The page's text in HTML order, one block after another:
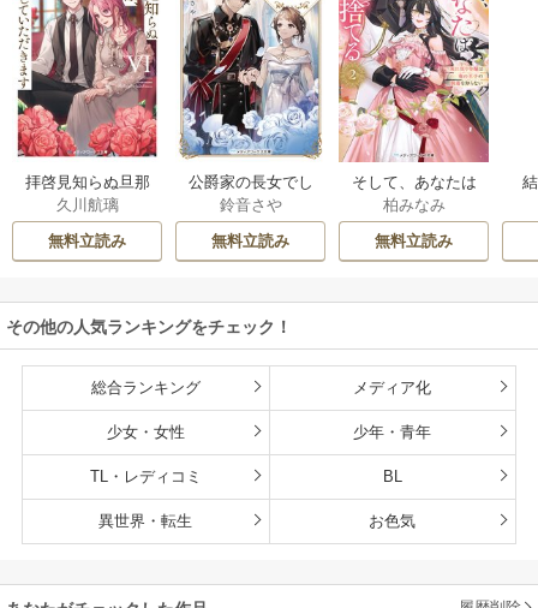
拝啓見知らぬ旦那
様、離婚していた
だきます
久川航璃
無料立読み
公爵家の長女でし
た
鈴音さや
無料立読み
そして、あなたは
私を捨てる
柏みなみ
無料立読み
その他の人気ランキングをチェック！
総合ランキング メディア化
少女・女性 少年・青年
TL・レディコミ BL
異世界・転生 お色気